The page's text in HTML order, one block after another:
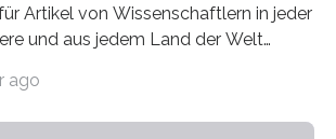
Artikel von Wissenschaftlern in jeder
und aus jedem Land der Welt
die bemerkenswertesten
ago